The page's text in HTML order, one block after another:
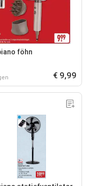
föhn
€ 9,99